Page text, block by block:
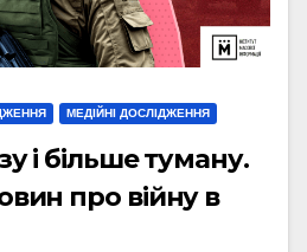
МЕДІЙНІ ДОСЛІДЖЕННЯ
і більше туману.
про війну в